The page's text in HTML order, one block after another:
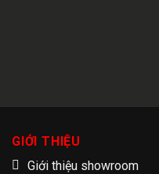
GIỚI THIỆU
Giới thiệu showroom